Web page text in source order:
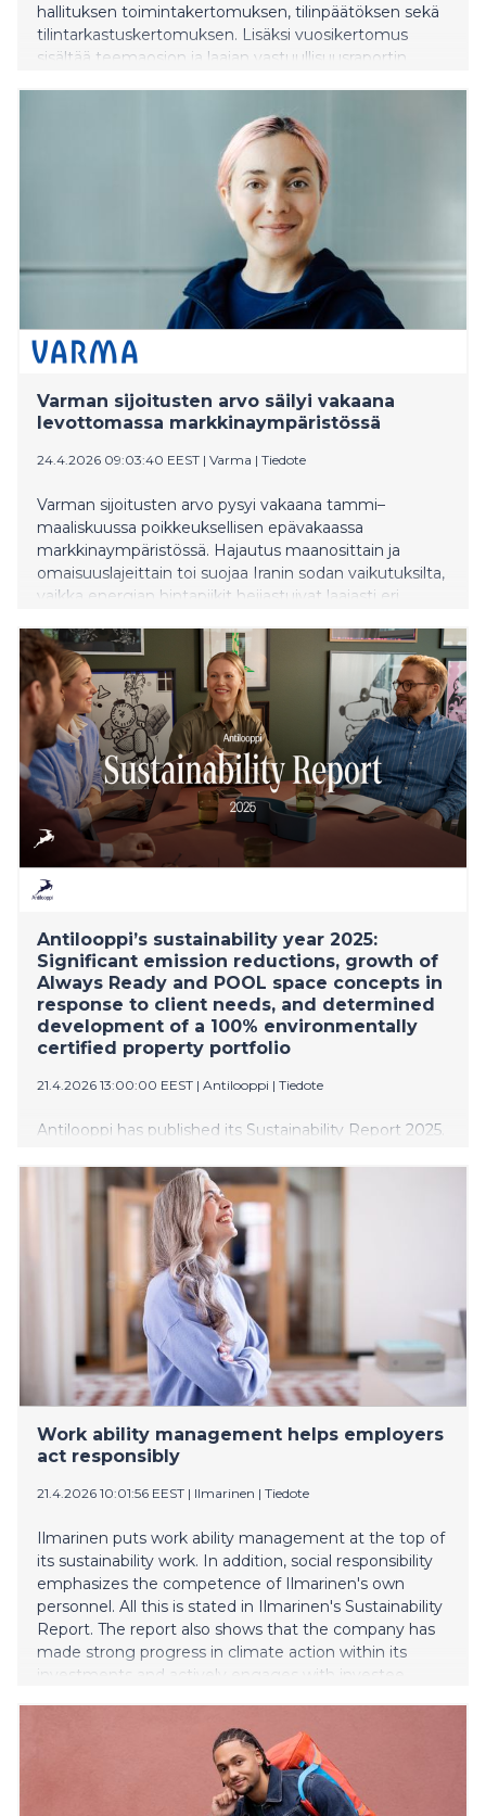
hallituksen toimintakertomuksen, tilinpäätöksen sekä
tilintarkastuskertomuksen. Lisäksi vuosikertomus
sisältää teemaosion ja laajan vastuullisuusraportin.
Varman sijoitusten arvo säilyi vakaana
levottomassa markkinaympäristössä
24.4.2026 09:03:40 EEST | Varma | Tiedote
Varman sijoitusten arvo pysyi vakaana tammi–
maaliskuussa poikkeuksellisen epävakaassa
markkinaympäristössä. Hajautus maanosittain ja
omaisuuslajeittain toi suojaa Iranin sodan vaikutuksilta,
vaikka energian hintapiikit heijastuivat laajasti eri
Antilooppi’s sustainability year 2025:
Significant emission reductions, growth of
Always Ready and POOL space concepts in
response to client needs, and determined
development of a 100% environmentally
certified property portfolio
21.4.2026 13:00:00 EEST | Antilooppi | Tiedote
Antilooppi has published its Sustainability Report 2025.
neutrality goal ahead of schedule and reduced
emissions by 84% compared to the 2021 level. During
the year, the company reduced the emissions of its
100% environmentally certified property portfolio
even further and brought its 12th solar power plant
online. The rental business continued strongly, a
record number of Always Ready offices was
completed and the renovated Ruohis urban block
opened with renewed vibrancy. Another highlight of
the year was the extension of Antilooppi’s €520 million
sustainability-linked financing facility.
Work ability management helps employers
act responsibly
21.4.2026 10:01:56 EEST | Ilmarinen | Tiedote
Ilmarinen puts work ability management at the top of
its sustainability work. In addition, social responsibility
emphasizes the competence of Ilmarinen's own
personnel. All this is stated in Ilmarinen's Sustainability
Report. The report also shows that the company has
made strong progress in climate action within its
investments and actively engages with investee